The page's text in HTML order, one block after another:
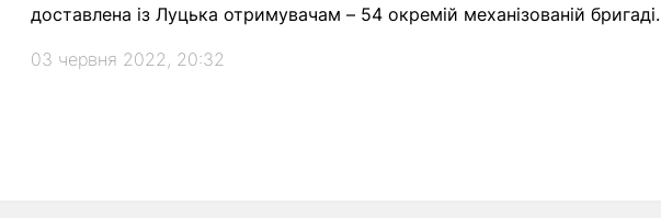
доставлена із Луцька отримувачам – 54 окремій механізованій бригаді.
03 червня 2022, 20:32